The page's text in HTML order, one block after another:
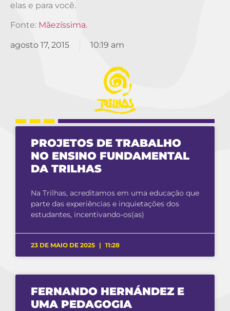
elas e para você.
Fonte: Mãezíssima.
agosto 17, 2015 10:19 am
PROJETOS DE TRABALHO
NO ENSINO FUNDAMENTAL
DA TRILHAS
Na Trilhas, acreditamos em uma educação que
parte das experiências e inquietações dos
estudantes, incentivando-os(as)
23 DE MAIO DE 2025 11:28
FERNANDO HERNÁNDEZ E
UMA PEDAGOGIA